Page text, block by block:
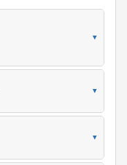
▼
▼
▼